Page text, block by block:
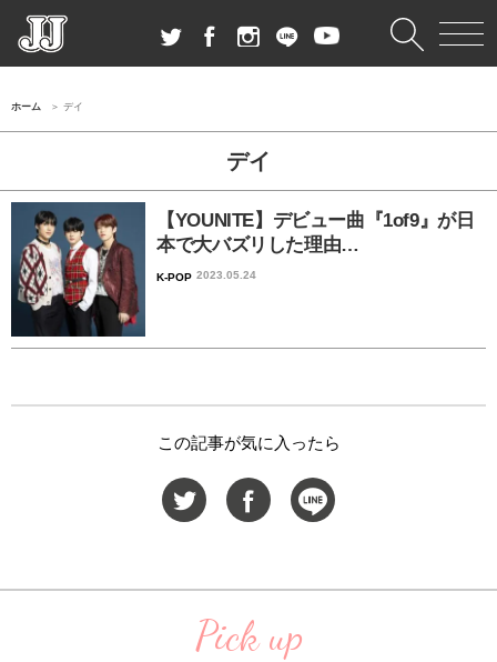
ホーム デイ
デイ
【YOUNITE】デビュー曲『1of9』が日
本で大バズリした理由…
K-POP 2023.05.24
この記事が気に入ったら
Pick up